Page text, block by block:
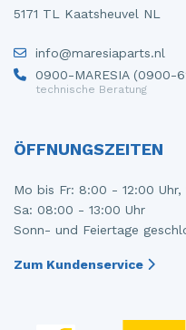
5171 TL Kaatsheuvel NL
info@maresiaparts.nl
0900-MARESIA (0900-
technische Beratung
ÖFFNUNGSZEITEN
Mo bis Fr: 8:00 - 12:00 Uhr,
Sa: 08:00 - 13:00 Uhr
Sonn- und Feiertage
Zum Kundenservice